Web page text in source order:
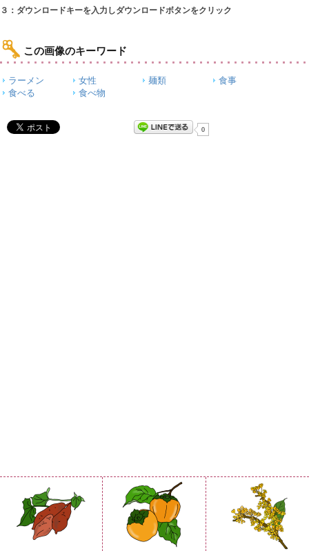
３：ダウンロードキーを入力しダウンロードボタンをクリック
この画像のキーワード
ラーメン 女性 麺類
食事
食べる
食べ物
0